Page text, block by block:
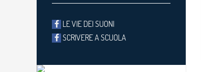
LE VIE DEI SUONI
SCRIVERE A SCUOLA